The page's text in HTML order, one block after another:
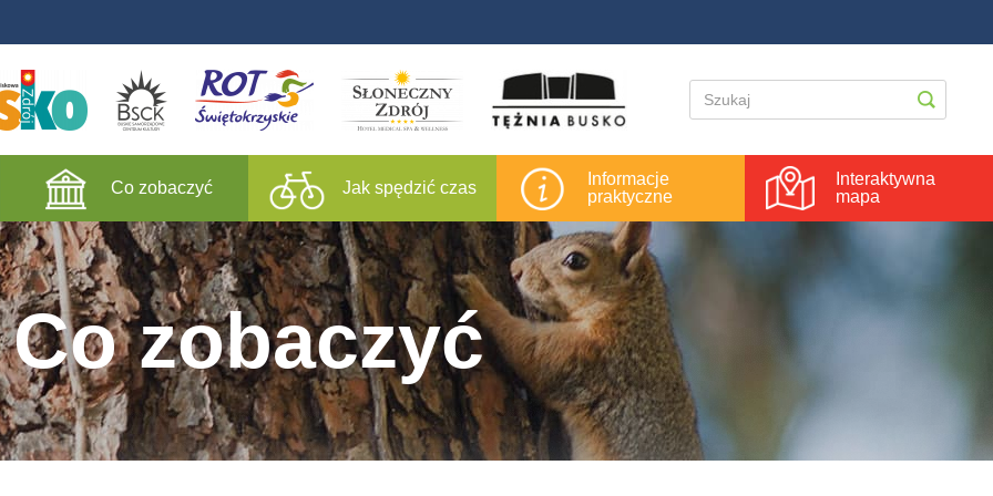
Co zobaczyć Jak spędzić czas
Informacje
praktyczne
Interaktywna
mapa
Co zobaczyć